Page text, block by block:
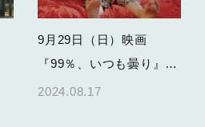
9月29日（日）映画
『99％、いつも曇り』舞
台挨拶決定！
2024.08.17